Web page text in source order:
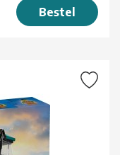
Bestel